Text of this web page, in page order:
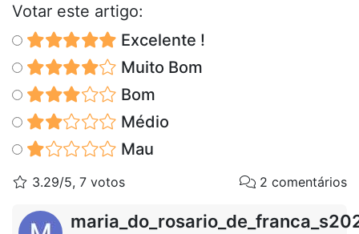
Votar este artigo:
Excelente !
Muito Bom
Bom
Médio
Mau
3.29/5, 7 votos 2 comentários